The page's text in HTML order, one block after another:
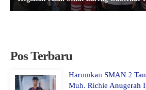
Pos Terbaru
Harumkan SMAN 2
Muh. Richie Anugerah